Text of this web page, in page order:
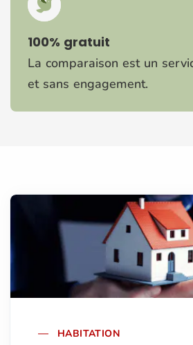
100% gratuit
La comparaison est un
et sans engagement.
HABITATION